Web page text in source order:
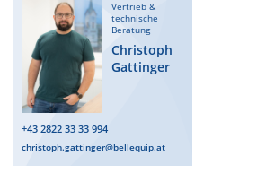
Vertrieb &
technische
Beratung
Christoph
Gattinger
+43 2822 33 33 994
christoph.gattinger@bellequip.at